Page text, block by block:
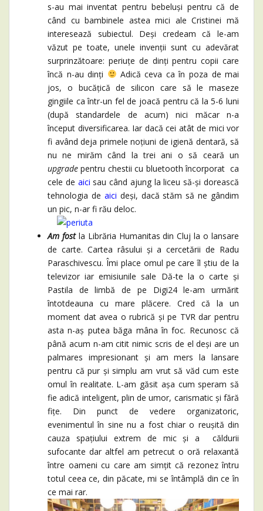
s-au mai inventat pentru bebeluși pentru că de
când cu bambinele astea mici ale Cristinei mă
interesează subiectul. Deși credeam că le-am
văzut pe toate, unele invenții sunt cu adevărat
surprinzătoare: periuțe de dinți pentru copii care
încă n-au dinți
Adică ceva ca în poza de mai
jos, o bucățică de silicon care să le maseze
gingiile ca într-un fel de joacă pentru că la 5-6 luni
(după standardele de acum) nici măcar n-a
început diversificarea. Iar dacă cei atât de mici vor
fi având deja primele noțiuni de igienă dentară, să
nu ne mirăm când la trei ani o să ceară un
upgrade pentru chestii cu bluetooth încorporat ca
cele de aici sau când ajung la liceu să-și dorească
tehnologia de aici deși, dacă stăm să ne gândim
un pic, n-ar fi rău deloc.
Am fost la Librăria Humanitas din Cluj la o lansare
de carte. Cartea râsului și a cercetării de Radu
Paraschivescu. Îmi place omul pe care îl știu de la
televizor iar emisiunile sale Dă-te la o carte și
Pastila de limbă de pe Digi24 le-am urmărit
întotdeauna cu mare plăcere. Cred că la un
moment dat avea o rubrică și pe TVR dar pentru
asta n-aș putea băga mâna în foc. Recunosc că
până acum n-am citit nimic scris de el deși are un
palmares impresionant și am mers la lansare
pentru că pur și simplu am vrut să văd cum este
omul în realitate. L-am găsit așa cum speram să
fie adică inteligent, plin de umor, carismatic și fără
fițe. Din punct de vedere organizatoric,
evenimentul în sine nu a fost chiar o reușită din
cauza spațiului extrem de mic și a căldurii
sufocante dar altfel am petrecut o oră relaxantă
între oameni cu care am simțit că rezonez întru
totul ceea ce, din păcate, mi se întâmplă din ce în
ce mai rar.